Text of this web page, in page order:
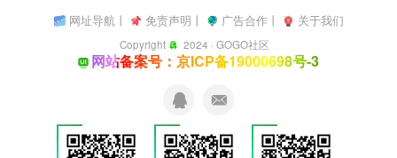
网址导航丨 免责声明 丨 广告合作丨 关于我们
Copyright 2024 ·GOGO社区
网站备案号：京ICP备19000698号-3